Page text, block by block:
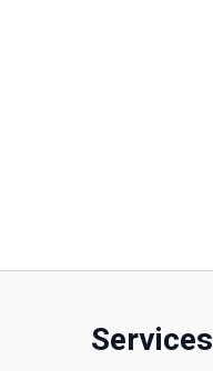
Services